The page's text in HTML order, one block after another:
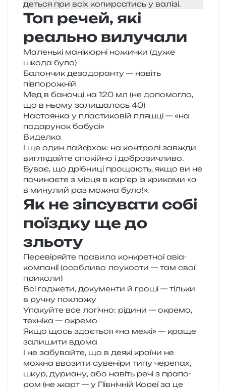
де­ться при всіх копир­са­тись у валізі.
Топ речей, які
реально вилучали
Маленькі мані­кюр­ні ножи­чки (дуже
шкода було)
Балончик дезо­до­ран­ту — навіть
півпорожній
Мед в бано­чці на 120 мл (не допо­мо­гло,
що в ньому зали­ша­лось 40)
Настоянка у пла­сти­ко­вій пля­шці — «на
пода­ру­нок бабусі»
Виделка
І ще один лай­фхак: на кон­тро­лі зав­жди
вигля­дай­те спо­кій­но і добро­зи­чли­во.
Буває, що дрі­бни­ці про­ща­ють, якщо ви не
почи­на­є­те з місця в кар’єр із кри­ка­ми «а
в мину­лий раз можна було!».
Як не зіпсувати собі
поїздку ще до
зльоту
Перевіряйте пра­ви­ла кон­кре­тної авіа­
ком­па­нії (осо­бли­во лоу­ко­сти — там свої
приколи)
Всі гадже­ти, доку­мен­ти й гроші — тіль­ки
в ручну поклажу
Упакуйте все логі­чно: ріди­ни — окре­мо,
техні­ка — окремо
Якщо щось зда­є­ться «на межі» — краще
зали­ши­ти вдома
І не забу­вай­те, що в деякі кра­ї­ни не
можна вво­зи­ти суве­ні­ри типу чере­пах,
шкур, дури­а­ну, або навіть речі з пра­по­
ром (не жарт — у Північній Кореї за це